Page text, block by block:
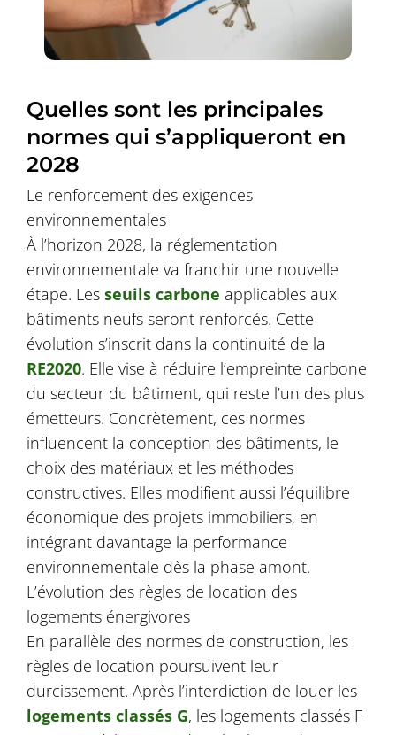
Quelles sont les principales
normes qui s’appliqueront en
2028
Le renforcement des exigences
environnementales
À l’horizon 2028, la réglementation
environnementale va franchir une nouvelle
étape. Les seuils carbone applicables aux
bâtiments neufs seront renforcés. Cette
évolution s’inscrit dans la continuité de la
RE2020. Elle vise à réduire l’empreinte carbone
du secteur du bâtiment, qui reste l’un des plus
émetteurs. Concrètement, ces normes
influencent la conception des bâtiments, le
choix des matériaux et les méthodes
constructives. Elles modifient aussi l’équilibre
économique des projets immobiliers, en
intégrant davantage la performance
environnementale dès la phase amont.
L’évolution des règles de location des
logements énergivores
En parallèle des normes de construction, les
règles de location poursuivent leur
durcissement. Après l’interdiction de louer les
logements classés G, les logements classés F